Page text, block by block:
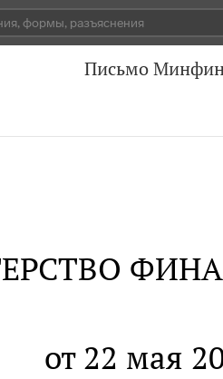
Письмо
от 22 мая